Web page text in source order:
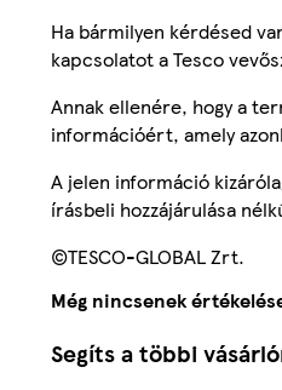
Ha bármilyen kérdésed
kapcsolatot a Tesco
Annak ellenére, hogy a
információért, amely
A jelen információ
írásbeli hozzájárulása
©TESCO-GLOBAL Zrt.
Még nincsenek
Segíts a többi